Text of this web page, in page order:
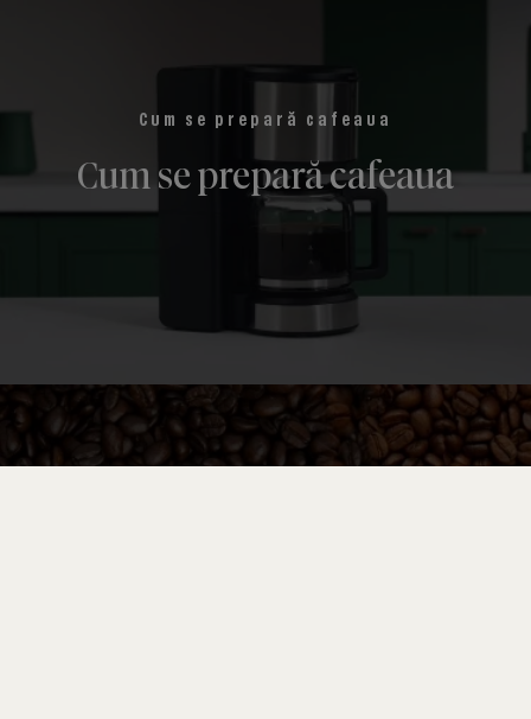
DESPRE STARBUCKS
Experiența Starbucks ®-